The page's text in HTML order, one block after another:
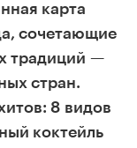
карта
сочетающие
традиций —
стран.
8 видов
коктейль